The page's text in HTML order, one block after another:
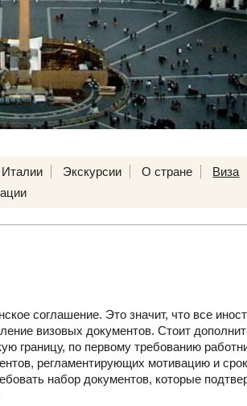
Италии Экскурсии О стране Виза
соглашение. Это значит, что все
визовых документов. Стоит
границу, по первому требованию
регламентирующих мотивацию и
набор документов, которые